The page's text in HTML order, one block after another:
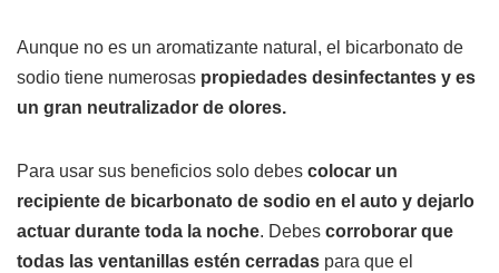
Aunque no es un aromatizante natural, el bicarbonato de
sodio tiene numerosas propiedades desinfectantes y es
un gran neutralizador de olores.
Para usar sus beneficios solo debes colocar un
recipiente de bicarbonato de sodio en el auto y dejarlo
actuar durante toda la noche. Debes corroborar que
todas las ventanillas estén cerradas para que el